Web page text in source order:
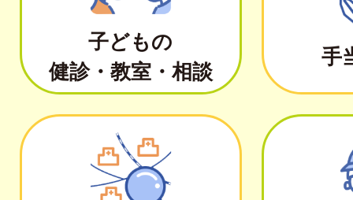
子どもの
健診・教室・相談
手